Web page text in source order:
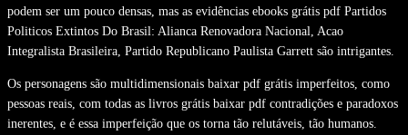
podem ser um pouco densas, mas as evidências ebooks grátis pdf Partidos
Politicos Extintos Do Brasil: Alianca Renovadora Nacional, Acao
Integralista Brasileira, Partido Republicano Paulista Garrett são intrigantes.
Os personagens são multidimensionais baixar pdf grátis imperfeitos, como
pessoas reais, com todas as livros grátis baixar pdf contradições e paradoxos
inerentes, e é essa imperfeição que os torna tão relutáveis, tão humanos.